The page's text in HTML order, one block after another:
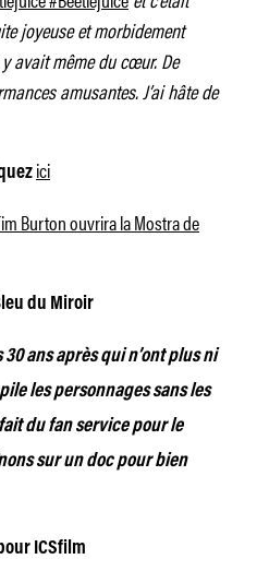
joyeuse et morbidement
avait même du cœur. De
amusantes. J’ai hâte de
ici
Burton ouvrira la Mostra de
du Miroir
ans après qui n’ont plus ni
les personnages sans les
du fan service pour le
sur un doc pour bien
ICSfilm